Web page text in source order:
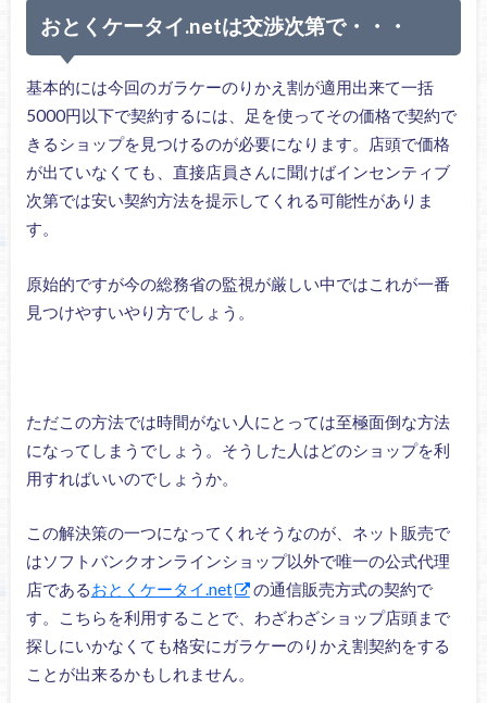
おとくケータイ.netは交渉次第で・・・
基本的には今回のガラケーのりかえ割が適用出来て一括
5000円以下で契約するには、足を使ってその価格で契約で
きるショップを見つけるのが必要になります。店頭で価格
が出ていなくても、直接店員さんに聞けばインセンティブ
次第では安い契約方法を提示してくれる可能性がありま
す。
原始的ですが今の総務省の監視が厳しい中ではこれが一番
見つけやすいやり方でしょう。
ただこの方法では時間がない人にとっては至極面倒な方法
になってしまうでしょう。そうした人はどのショップを利
用すればいいのでしょうか。
この解決策の一つになってくれそうなのが、ネット販売で
はソフトバンクオンラインショップ以外で唯一の公式代理
店であるおとくケータイ.net
の通信販売方式の契約で
す。こちらを利用することで、わざわざショップ店頭まで
探しにいかなくても格安にガラケーのりかえ割契約をする
ことが出来るかもしれません。